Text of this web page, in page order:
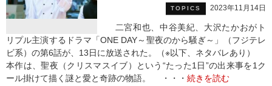
TOPICS 2023年11月14日
二宮和也、中谷美紀、大沢たかおがト
リプル主演するドラマ「ONE DAY～聖夜のから騒ぎ～」（フジテレ
ビ系）の第6話が、13日に放送された。（※以下、ネタバレあり）
本作は、聖夜（クリスマスイブ）という“たった1日”の出来事を1ク
ール掛けて描く謎と愛と奇跡の物語。 ・・・ 続きを読む